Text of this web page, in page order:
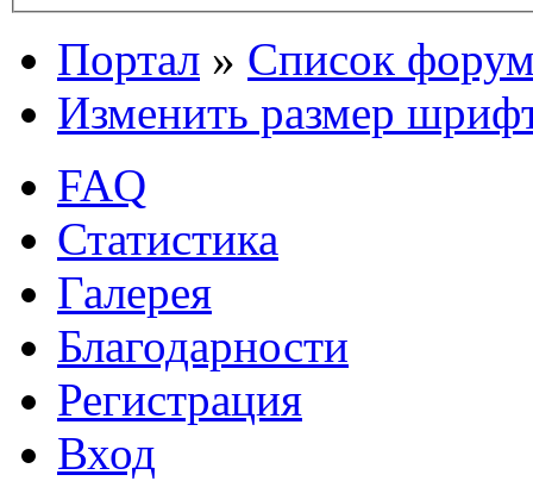
Портал » Список
Изменить размер
FAQ
Статистика
Галерея
Благодарности
Регистрация
Вход